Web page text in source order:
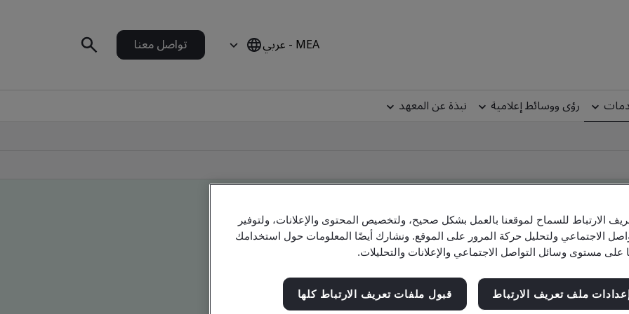
MEA - عربي تواصل معنا
رؤى ووسائط إعلامية
نبذة عن المعهد
Check company, site and product
الارتباط للسماح لموقعنا بالعمل بشكل صحيح، ولتخصيص المحتوى والإعلانات، ولتوفير
الاجتماعي ولتحليل حركة المرور على الموقع. ونشارك أيضًا المعلومات حول استخدامك
على مستوى وسائل التواصل الاجتماعي والإعلانات والتحليلات.
إعدادات ملف تعريف الارتباط قبول ملفات تعريف الارتباط كلها